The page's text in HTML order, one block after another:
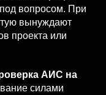
вопросом. При
вынуждают
проекта или
АИС на
силами